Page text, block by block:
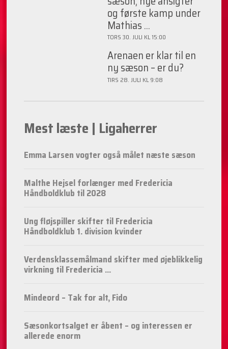
og første kamp under
Mathias ...
TORS 30. JULI KL 15:00
Arenaen er klar til en
ny sæson – er du?
TIRS 28. JULI KL 9:08
Mest læste | Ligaherrer
Emma Larsen vogter også målet næste sæson
Malthe Hejsel forlænger med Fredericia
Håndboldklub til 2028
Ung fløjspiller skifter til Fredericia
Håndboldklub 1. division kvinder
Verdensklassemålmand skifter med øjeblikkelig
virkning til Fredericia ...
Mindeord – Tak for alt, Fido
Sæsonkortsalget er åbent – og interessen er
allerede enorm